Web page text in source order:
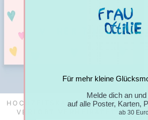
HOCHZEITSKARTE *VERLIEBT
VERLOBT VERHEIRATET*
Für mehr kleine
Melde dich an
auf alle Poster, Karten,
ab 30